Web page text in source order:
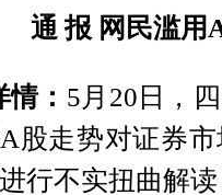
通 报 网民滥用
情： 5月20日，
股走势对证券
行不实扭曲解